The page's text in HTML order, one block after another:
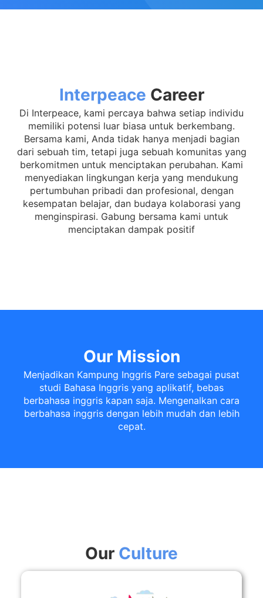
Interpeace Career
Di Interpeace, kami percaya bahwa setiap individu
memiliki potensi luar biasa untuk berkembang.
Bersama kami, Anda tidak hanya menjadi bagian
dari sebuah tim, tetapi juga sebuah komunitas yang
berkomitmen untuk menciptakan perubahan. Kami
menyediakan lingkungan kerja yang mendukung
pertumbuhan pribadi dan profesional, dengan
kesempatan belajar, dan budaya kolaborasi yang
menginspirasi. Gabung bersama kami untuk
menciptakan dampak positif
Our Mission
Menjadikan Kampung Inggris Pare sebagai pusat
studi Bahasa Inggris yang aplikatif, bebas
berbahasa inggris kapan saja. Mengenalkan cara
berbahasa inggris dengan lebih mudah dan lebih
cepat.​
Our Culture